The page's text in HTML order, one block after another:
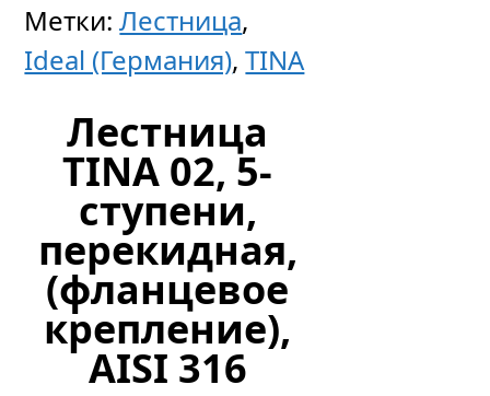
Метки:Лестница,
Ideal (Германия),TINA
Лестница
TINA 02, 5-
ступени,
перекидная,
(фланцевое
крепление),
AISI 316